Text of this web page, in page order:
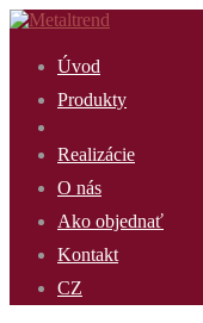
Úvod
Produkty
Realizácie
O nás
Ako objednať
Kontakt
CZ